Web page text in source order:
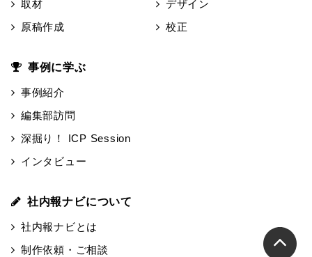
取材
原稿作成
デザイン
校正
事例に学ぶ
事例紹介
編集部訪問
深掘り！ ICP Session
インタビュー
社内報ナビについて
社内報ナビとは
制作依頼・ご相談